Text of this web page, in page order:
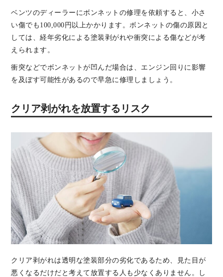
ベンツのディーラーにボンネットの修理を依頼すると、小さ
い傷でも100,000円以上かかります。ボンネットの傷の原因と
しては、経年劣化による塗装剥がれや衝突による傷などが考
えられます。
衝突などでボンネットが凹んだ場合は、エンジン回りに影響
を及ぼす可能性があるので早急に修理しましょう。
クリア剥がれを放置するリスク
クリア剥がれは透明な塗装部分の劣化であるため、見た目が
悪くなるだけだと考えて放置する人も少なくありません。し